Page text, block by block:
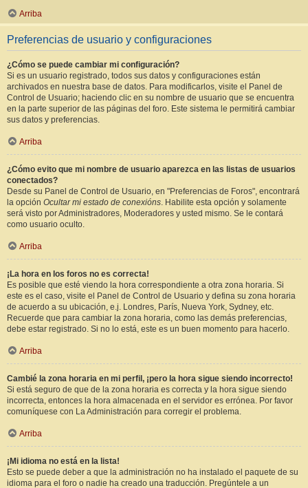
Arriba
Preferencias de usuario y configuraciones
¿Cómo se puede cambiar mi configuración?
Si es un usuario registrado, todos sus datos y configuraciones están
archivados en nuestra base de datos. Para modificarlos, visite el Panel de
Control de Usuario; haciendo clic en su nombre de usuario que se encuentra
en la parte superior de las páginas del foro. Este sistema le permitirá cambiar
sus datos y preferencias.
Arriba
¿Cómo evito que mi nombre de usuario aparezca en las listas de usuarios
conectados?
Desde su Panel de Control de Usuario, en "Preferencias de Foros", encontrará
la opción Ocultar mi estado de conexións. Habilite esta opción y solamente
será visto por Administradores, Moderadores y usted mismo. Se le contará
como usuario oculto.
Arriba
¡La hora en los foros no es correcta!
Es posible que esté viendo la hora correspondiente a otra zona horaria. Si
este es el caso, visite el Panel de Control de Usuario y defina su zona horaria
de acuerdo a su ubicación, e.j. Londres, París, Nueva York, Sydney, etc.
Recuerde que para cambiar la zona horaria, como las demás preferencias,
debe estar registrado. Si no lo está, este es un buen momento para hacerlo.
Arriba
Cambié la zona horaria en mi perfil, ¡pero la hora sigue siendo incorrecto!
Si está seguro de que de la zona horaria es correcta y la hora sigue siendo
incorrecta, entonces la hora almacenada en el servidor es errónea. Por favor
comuníquese con La Administración para corregir el problema.
Arriba
¡Mi idioma no está en la lista!
Esto se puede deber a que la administración no ha instalado el paquete de su
idioma para el foro o nadie ha creado una traducción. Pregúntele a un